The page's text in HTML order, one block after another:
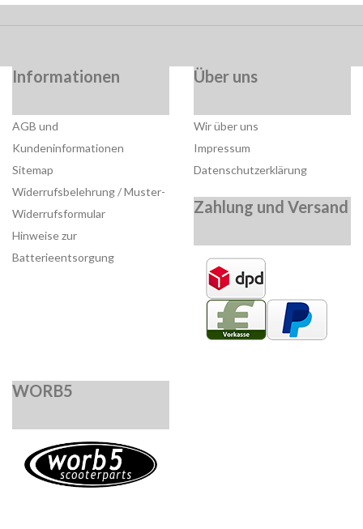
Informationen
AGB und
Kundeninformationen
Sitemap
Widerrufsbelehrung / Muster-
Widerrufsformular
Hinweise zur
Batterieentsorgung
Über uns
Wir über uns
Impressum
Datenschutzerklärung
Zahlung und Versand
WORB5